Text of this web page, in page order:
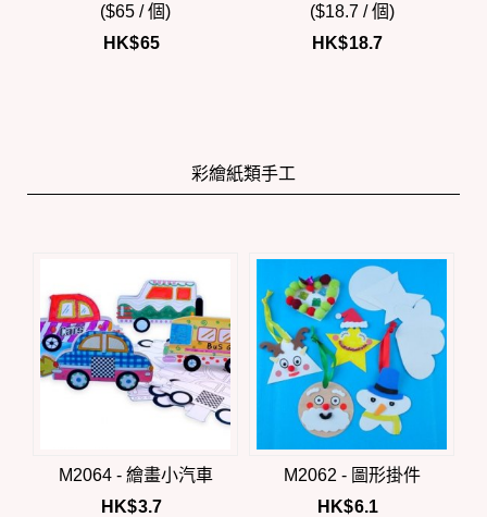
($65 / 個)
HK$65
($18.7 / 個)
HK$18.7
彩繪紙類手工
M2064 - 繪畫小汽車
HK$3.7
M2062 - 圖形掛件
HK$6.1